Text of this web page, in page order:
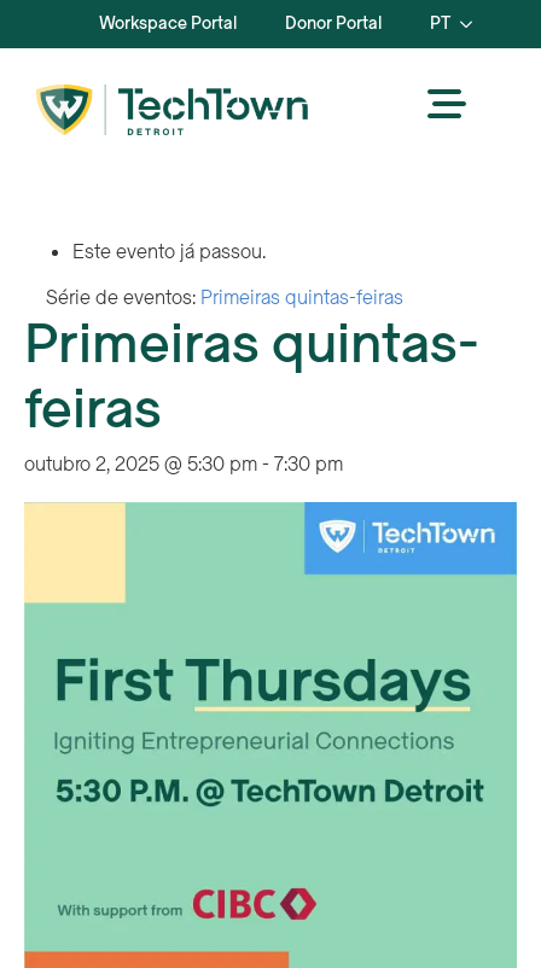
Workspace Portal Donor Portal PT
Este evento já passou.
Série de eventos: Primeiras quintas-feiras
Primeiras quintas-
feiras
outubro 2, 2025 @ 5:30 pm- 7:30 pm